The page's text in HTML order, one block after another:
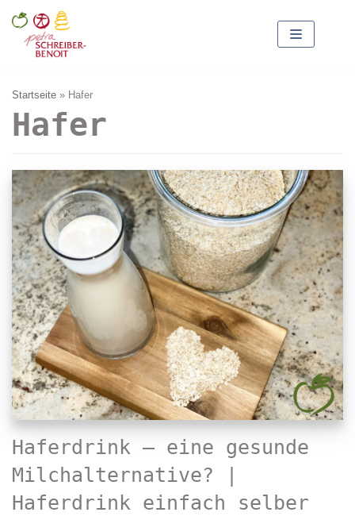
Zum
Inhalt
springen
Startseite » Hafer
Hafer
Haferdrink – eine gesunde
Milchalternative? |
Haferdrink einfach selber